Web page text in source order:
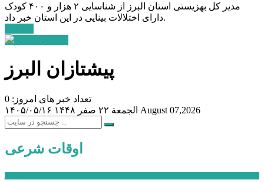
مدیر کل بهزیستی استان البرز از شناسایی ۲ هزار و ۴۰۰ کودک
دارای اختلالات بینایی در این استان خبر داد.
پیشتازان البرز
تعداد خبر های امروز: 0
۱۴۰۵/۰۵/۱۶
الجمعة ۲۲ صفر ۱۴۴۸ August 07,2026
اوقات شرعی